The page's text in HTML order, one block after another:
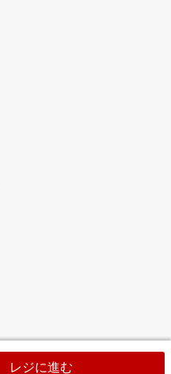
レジに進む